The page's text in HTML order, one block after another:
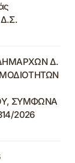
Δ.Σ.
Δ.
ΣΥΜΦΩΝΑ
2026